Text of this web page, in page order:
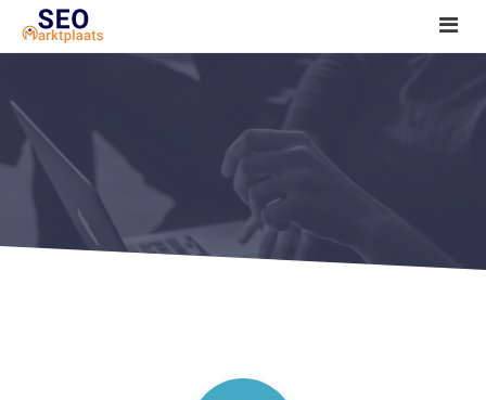
SEO tools reviews
Marketeer bij jou in de buurt?
Offerte
1. Seo voor beginners +
2. Onderzoeken +